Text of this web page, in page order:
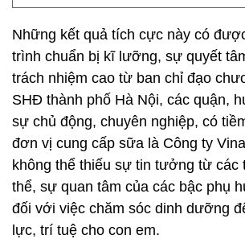
Những kết quả tích cực này có
trình chuẩn bị kĩ lưỡng, sự quyết
trách nhiệm cao từ ban chỉ đạo
SHĐ thành phố Hà Nội, các quận,
sự chủ động, chuyên nghiệp, có
đơn vị cung cấp sữa là Công ty
không thể thiếu sự tin tưởng từ các
thể, sự quan tâm của các bậc phụ
đối với việc chăm sóc dinh dưỡng
lực, trí tuệ cho con em.